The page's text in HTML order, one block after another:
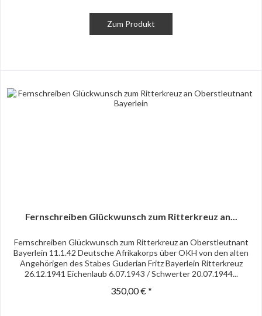
Zum Produkt
Fernschreiben Glückwunsch zum Ritterkreuz an...
Fernschreiben Glückwunsch zum Ritterkreuz an Oberstleutnant
Bayerlein 11.1.42 Deutsche Afrikakorps über OKH von den alten
Angehörigen des Stabes Guderian Fritz Bayerlein Ritterkreuz
26.12.1941 Eichenlaub 6.07.1943 / Schwerter 20.07.1944...
350,00 € *